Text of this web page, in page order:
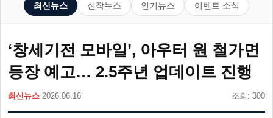
최신뉴스 신작뉴스 인기뉴스 이벤트 소식
‘창세기전 모바일’, 아우터 원 철가면
등장 예고… 2.5주년 업데이트 진행
최신뉴스 2026.06.16 조회: 300